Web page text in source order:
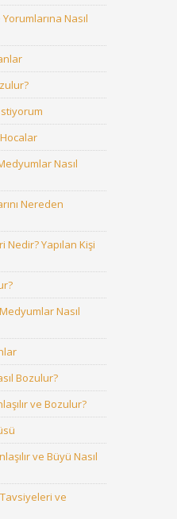
Nasıl
Nasıl
Nereden
Yapılan Kişi
Nasıl
Bozulur?
ve Bozulur?
ve Büyü Nasıl
ve